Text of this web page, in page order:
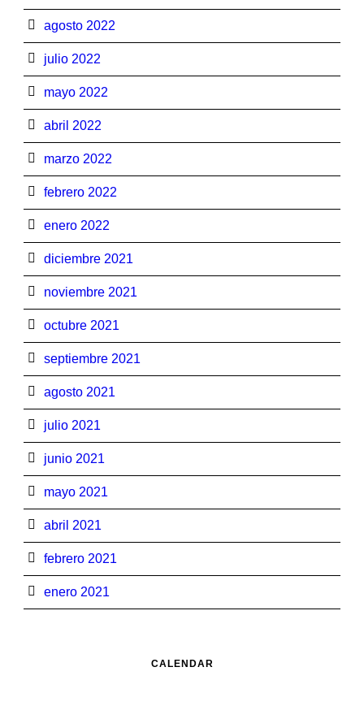
agosto 2022
julio 2022
mayo 2022
abril 2022
marzo 2022
febrero 2022
enero 2022
diciembre 2021
noviembre 2021
octubre 2021
septiembre 2021
agosto 2021
julio 2021
junio 2021
mayo 2021
abril 2021
febrero 2021
enero 2021
CALENDAR